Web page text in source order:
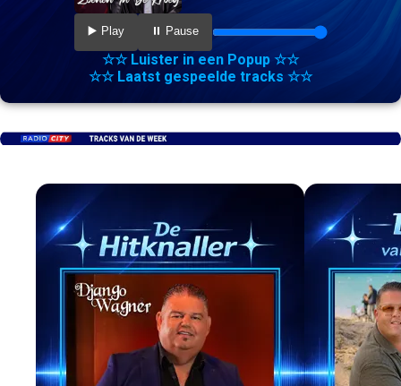
▶️ Play ⏸️ Pause
☆☆ Luister in een Popup ☆☆
☆☆ Laatst gespeelde tracks ☆☆